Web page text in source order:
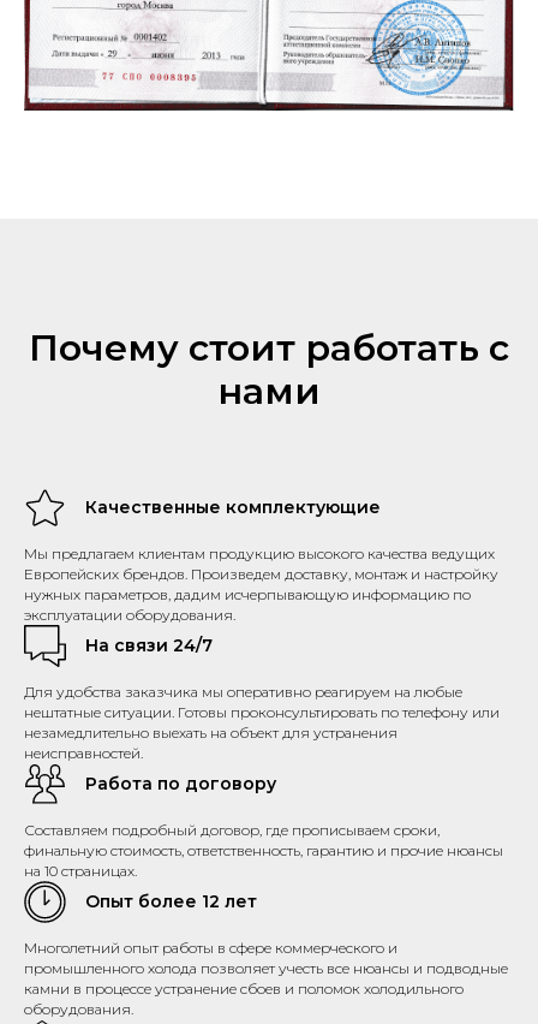
Почему стоит работать с
нами
Качественные комплектующие
Мы предлагаем клиентам продукцию высокого качества ведущих
Европейских брендов. Произведем доставку, монтаж и настройку
нужных параметров, дадим исчерпывающую информацию по
эксплуатации оборудования.
На связи 24/7
Для удобства заказчика мы оперативно реагируем на любые
нештатные ситуации. Готовы проконсультировать по телефону или
незамедлительно выехать на объект для устранения
неисправностей.
Работа по договору
Составляем подробный договор, где прописываем сроки,
финальную стоимость, ответственность, гарантию и прочие нюансы
на 10 страницах.
Опыт более 12 лет
Многолетний опыт работы в сфере коммерческого и
промышленного холода позволяет учесть все нюансы и подводные
камни в процессе устранение сбоев и поломок холодильного
оборудования.